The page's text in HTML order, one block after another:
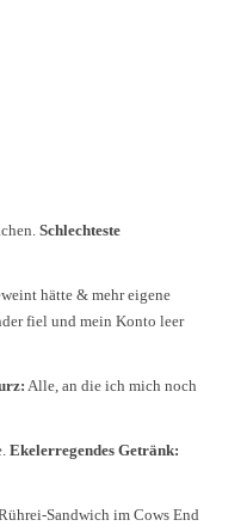
Schlechteste
hätte & mehr eigene
fiel und mein Konto leer
Alle, an die ich mich noch
Ekelerregendes Getränk:
Sandwich im Cows End